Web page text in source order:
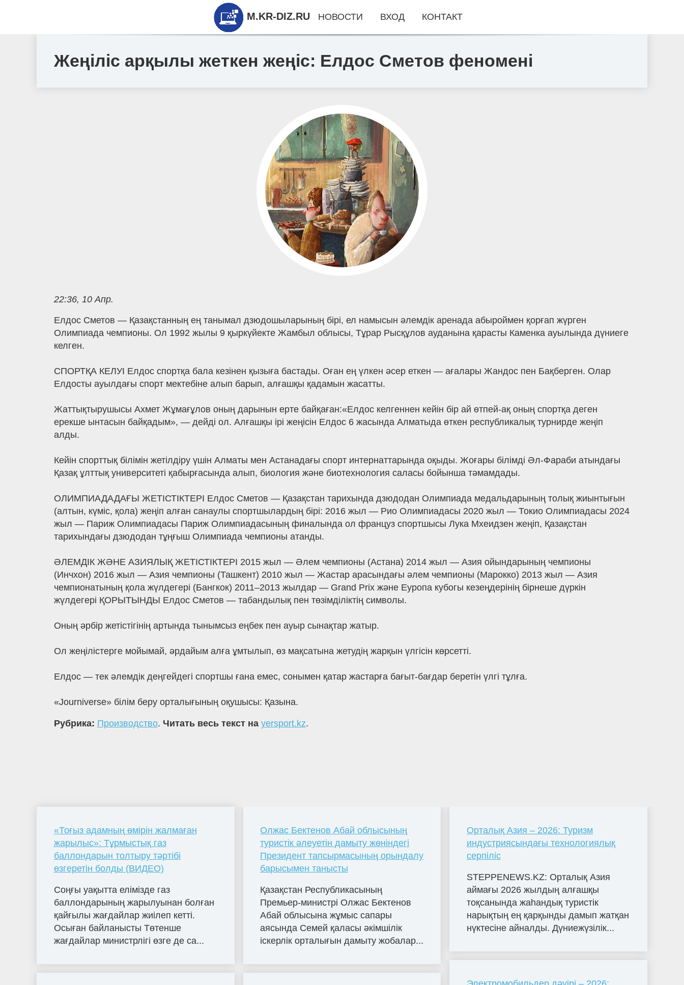
Жеңіліс арқылы жеткен жеңіс: Елдос Сметов феномені
22:36, 10 Апр.
Елдос Сметов — Қазақстанның ең танымал дзюдошыларының бірі, ел намысын әлемдік аренада абыроймен қорғап жүрген
Олимпиада чемпионы. Ол 1992 жылы 9 қыркүйекте Жамбыл облысы, Тұрар Рысқұлов ауданына қарасты Каменка ауылында дүниеге
келген.
СПОРТҚА КЕЛУІ Елдос спортқа бала кезінен қызыға бастады. Оған ең үлкен әсер еткен — ағалары Жандос пен Бақберген. Олар
Елдосты ауылдағы спорт мектебіне алып барып, алғашқы қадамын жасатты.
Жаттықтырушысы Ахмет Жұмағұлов оның дарынын ерте байқаған:«Елдос келгеннен кейін бір ай өтпей-ақ оның спортқа деген
ерекше ынтасын байқадым», — дейді ол. Алғашқы ірі жеңісін Елдос 6 жасында Алматыда өткен республикалық турнирде жеңіп
алды.
Кейін спорттық білімін жетілдіру үшін Алматы мен Астанадағы спорт интернаттарында оқыды. Жоғары білімді Әл-Фараби атындағы
Қазақ ұлттық университеті қабырғасында алып, биология және биотехнология саласы бойынша тәмамдады.
ОЛИМПИАДАДАҒЫ ЖЕТІСТІКТЕРІ Елдос Сметов — Қазақстан тарихында дзюдодан Олимпиада медальдарының толық жиынтығын
(алтын, күміс, қола) жеңіп алған санаулы спортшылардың бірі: 2016 жыл — Рио Олимпиадасы 2020 жыл — Токио Олимпиадасы 2024
жыл — Париж Олимпиадасы Париж Олимпиадасының финалында ол француз спортшысы Лука Мхеидзен жеңіп, Қазақстан
тарихындағы дзюдодан тұңғыш Олимпиада чемпионы атанды.
ӘЛЕМДІК ЖӘНЕ АЗИЯЛЫҚ ЖЕТІСТІКТЕРІ 2015 жыл — Әлем чемпионы (Астана) 2014 жыл — Азия ойындарының чемпионы
(Инчхон) 2016 жыл — Азия чемпионы (Ташкент) 2010 жыл — Жастар арасындағы әлем чемпионы (Марокко) 2013 жыл — Азия
чемпионатының қола жүлдегері (Бангкок) 2011–2013 жылдар — Grand Prix және Еуропа кубогы кезеңдерінің бірнеше дүркін
жүлдегері ҚОРЫТЫНДЫ Елдос Сметов — табандылық пен төзімділіктің символы.
Оның әрбір жетістігінің артында тынымсыз еңбек пен ауыр сынақтар жатыр.
Ол жеңілістерге мойымай, әрдайым алға ұмтылып, өз мақсатына жетудің жарқын үлгісін көрсетті.
Елдос — тек әлемдік деңгейдегі спортшы ғана емес, сонымен қатар жастарға бағыт-бағдар беретін үлгі тұлға.
«Journiverse» білім беру орталығының оқушысы: Қазына.
Рубрика: Производство. Читать весь текст на yersport.kz.
«Тоғыз адамның өмірін жалмаған
жарылыс»: Тұрмыстық газ
баллондарын толтыру тәртібі
өзгеретін болды (ВИДЕО)
Соңғы уақытта елімізде газ
баллондарының жарылуынан болған
қайғылы жағдайлар жиілеп кетті.
Осыған байланысты Төтенше
жағдайлар министрлігі өзге де са...
Олжас Бектенов Абай облысының
туристік әлеуетін дамыту жөніндегі
Президент тапсырмасының орындалу
барысымен танысты
Қазақстан Республикасының
Премьер-министрі Олжас Бектенов
Абай облысына жұмыс сапары
аясында Семей қаласы әкімшілік
іскерлік орталығын дамыту жобалар...
Орталық Азия – 2026: Туризм
индустриясындағы технологиялық
серпіліс
STEPPENEWS.KZ: Орталық Азия
аймағы 2026 жылдың алғашқы
тоқсанында жаһандық туристік
нарықтың ең қарқынды дамып жатқан
нүктесіне айналды. Дүниежүзілік...
M.KR-DIZ.RU НОВОСТИ ВХОД КОНТАКТ